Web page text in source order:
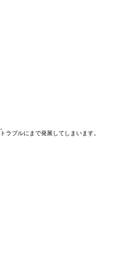
ラブルにまで発展してしまいます。